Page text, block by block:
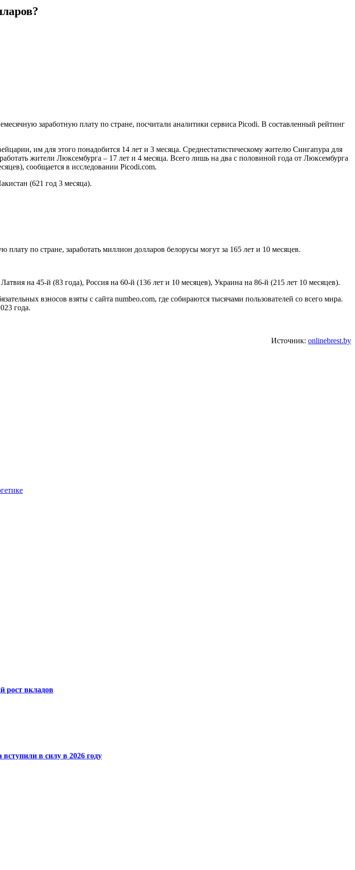
заработную плату по стране, посчитали аналитики сервиса Picodi. В составленный рейтинг
им для этого понадобится 14 лет и 3 месяца. Среднестатистическому жителю Сингапура для
жители Люксембурга – 17 лет и 4 месяца. Всего лишь на два с половиной года от Люксембурга
сообщается в исследовании Picodi.com.
(621 год 3 месяца).
по стране, заработать миллион долларов белорусы могут за 165 лет и 10 месяцев.
на 45-й (83 года), Россия на 60-й (136 лет и 10 месяцев), Украина на 86-й (215 лет 10 месяцев).
взносов взяты с сайта numbeo.com, где собираются тысячами пользователей со всего мира.
года.
Источник: onlinebrest.by
рост вкладов
в силу в 2026 году